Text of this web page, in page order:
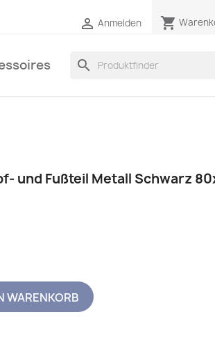
 Anmelden shopping_cart
search
und Fußteil Metall Schwarz
WARENKORB